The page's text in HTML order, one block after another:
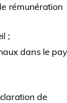
rémunération
;
dans le
de